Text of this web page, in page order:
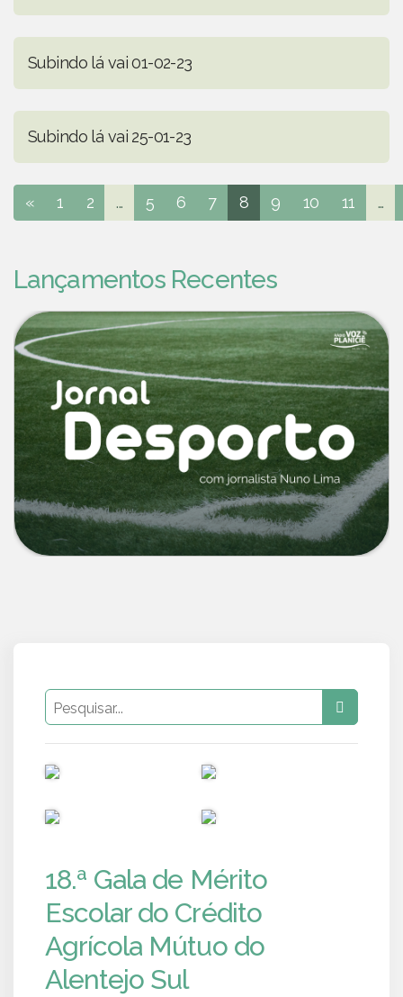
Subindo lá vai 01-02-23
Subindo lá vai 25-01-23
« 1 2 ... 5 6 7 8 9 10 11 ...
Lançamentos Recentes
18.ª Gala de Mérito
Escolar do Crédito
Agrícola Mútuo do
Alentejo Sul